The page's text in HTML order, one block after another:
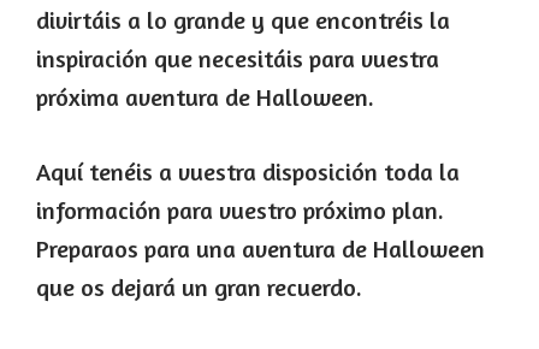
divirtáis a lo grande y que encontréis la
inspiración que necesitáis para vuestra
próxima aventura de Halloween.
Aquí tenéis a vuestra disposición toda la
información para vuestro próximo plan.
Preparaos para una aventura de Halloween
que os dejará un gran recuerdo.